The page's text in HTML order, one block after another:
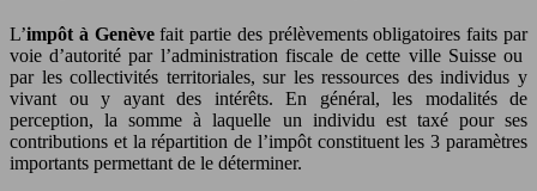
L’impôt à Genèvefait partie des prélèvements obligatoires faits par
voie d’autorité par l’administration fiscale de cette ville Suisse ou
par les collectivités territoriales, sur les ressources des individus y
vivant ou y ayant des intérêts. En général, les modalités de
perception, la somme à laquelle un individu est taxé pour ses
contributions et la répartition de l’impôt constituent les 3 paramètres
importants permettant de le déterminer.